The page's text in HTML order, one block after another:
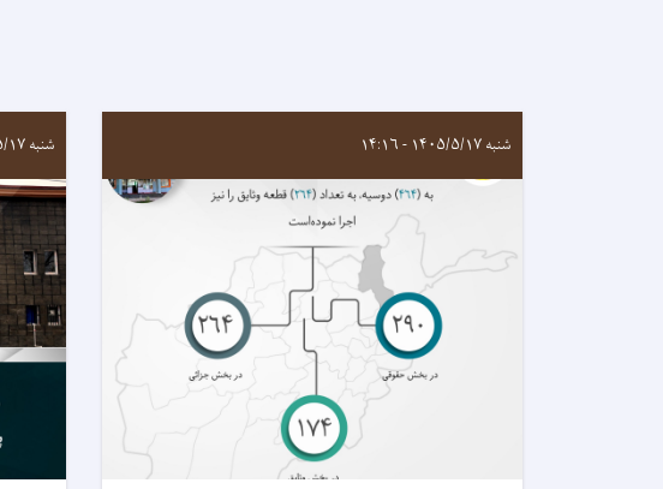
شنبه ۱۴۰۵/۵/۱۷ - ۱۴:۱۶ شنبه ۱۴۰۵/۵/۱۷ - ۱۲:۴۹